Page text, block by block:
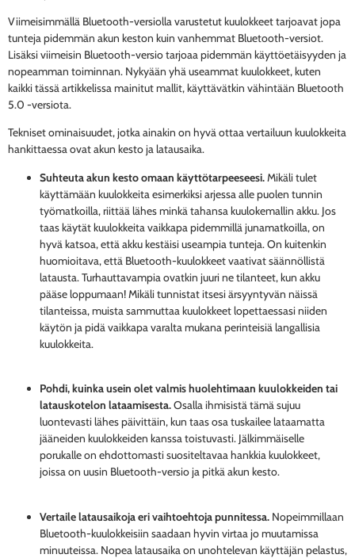
Viimeisimmällä Bluetooth-versiolla varustetut kuulokkeet tarjoavat jopa
tunteja pidemmän akun keston kuin vanhemmat Bluetooth-versiot.
Lisäksi viimeisin Bluetooth-versio tarjoaa pidemmän käyttöetäisyyden ja
nopeamman toiminnan. Nykyään yhä useammat kuulokkeet, kuten
kaikki tässä artikkelissa mainitut mallit, käyttävätkin vähintään Bluetooth
5.0 -versiota.
Tekniset ominaisuudet, jotka ainakin on hyvä ottaa vertailuun kuulokkeita
hankittaessa ovat akun kesto ja latausaika.
Suhteuta akun kesto omaan käyttötarpeeseesi.Mikäli tulet
käyttämään kuulokkeita esimerkiksi arjessa alle puolen tunnin
työmatkoilla, riittää lähes minkä tahansa kuulokemallin akku. Jos
taas käytät kuulokkeita vaikkapa pidemmillä junamatkoilla, on
hyvä katsoa, että akku kestäisi useampia tunteja. On kuitenkin
huomioitava, että Bluetooth-kuulokkeet vaativat säännöllistä
latausta. Turhauttavampia ovatkin juuri ne tilanteet, kun akku
pääse loppumaan! Mikäli tunnistat itsesi ärsyyntyvän näissä
tilanteissa, muista sammuttaa kuulokkeet lopettaessasi niiden
käytön ja pidä vaikkapa varalta mukana perinteisiä langallisia
kuulokkeita.
Pohdi, kuinka usein olet valmis huolehtimaan kuulokkeiden tai
latauskotelon lataamisesta.Osalla ihmisistä tämä sujuu
luontevasti lähes päivittäin, kun taas osa tuskailee lataamatta
jääneiden kuulokkeiden kanssa toistuvasti. Jälkimmäiselle
porukalle on ehdottomasti suositeltavaa hankkia kuulokkeet,
joissa on uusin Bluetooth-versio ja pitkä akun kesto.
Vertaile latausaikoja eri vaihtoehtoja punnitessa. Nopeimmillaan
Bluetooth-kuulokkeisiin saadaan hyvin virtaa jo muutamissa
minuuteissa. Nopea latausaika on unohtelevan käyttäjän pelastus,